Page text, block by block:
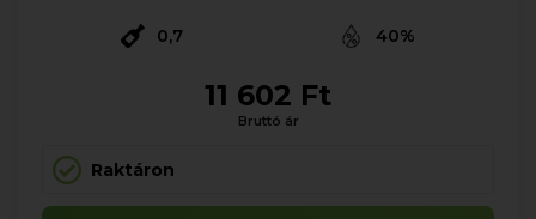
0,7 40%
11 602 Ft
Bruttó ár
Raktáron